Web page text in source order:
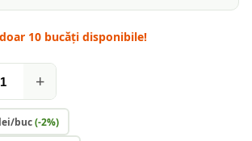
10 bucăți disponibile!
+
buc(-2%)